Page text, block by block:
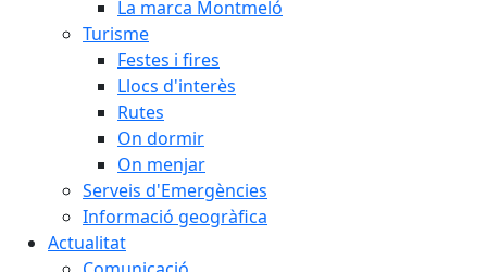
La marca Montmeló
Turisme
Festes i fires
Llocs d'interès
Rutes
On dormir
On menjar
Serveis d'Emergències
Informació geogràfica
Actualitat